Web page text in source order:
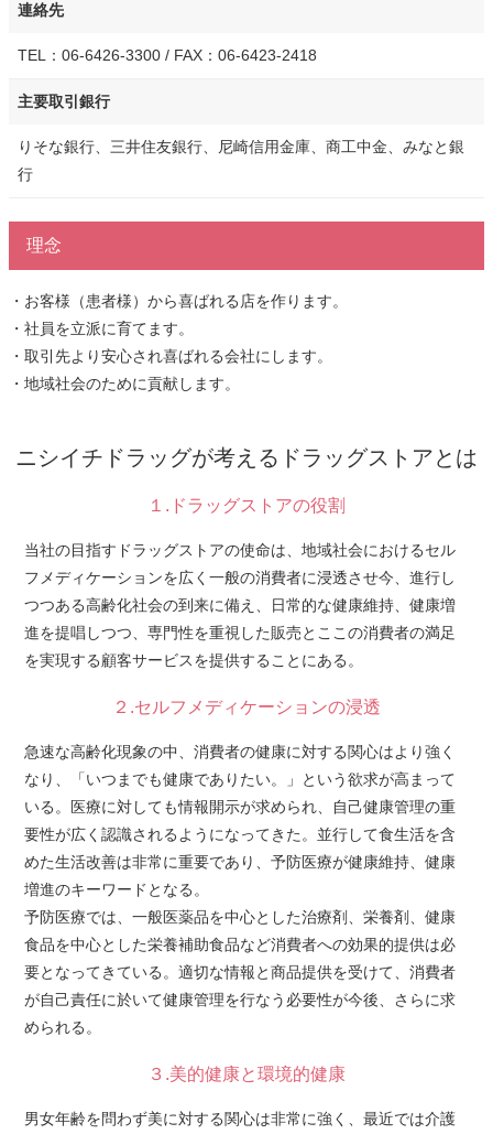
連絡先
TEL：06-6426-3300 / FAX：06-6423-2418
主要取引銀行
りそな銀行、三井住友銀行、尼崎信用金庫、商工中金、みなと銀
行
理念
・お客様（患者様）から喜ばれる店を作ります。
・社員を立派に育てます。
・取引先より安心され喜ばれる会社にします。
・地域社会のために貢献します。
ニシイチドラッグが考えるドラッグストアとは
１.ドラッグストアの役割
当社の目指すドラッグストアの使命は、地域社会におけるセル
フメディケーションを広く一般の消費者に浸透させ今、進行し
つつある高齢化社会の到来に備え、日常的な健康維持、健康増
進を提唱しつつ、専門性を重視した販売とここの消費者の満足
を実現する顧客サービスを提供することにある。
２.セルフメディケーションの浸透
急速な高齢化現象の中、消費者の健康に対する関心はより強く
なり、「いつまでも健康でありたい。」という欲求が高まって
いる。医療に対しても情報開示が求められ、自己健康管理の重
要性が広く認識されるようになってきた。並行して食生活を含
めた生活改善は非常に重要であり、予防医療が健康維持、健康
増進のキーワードとなる。
予防医療では、一般医薬品を中心とした治療剤、栄養剤、健康
食品を中心とした栄養補助食品など消費者への効果的提供は必
要となってきている。適切な情報と商品提供を受けて、消費者
が自己責任に於いて健康管理を行なう必要性が今後、さらに求
められる。
３.美的健康と環境的健康
男女年齢を問わず美に対する関心は非常に強く、最近では介護